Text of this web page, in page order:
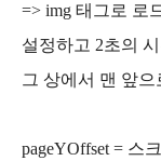
=> img 태그로 로
설정하고 2초의
그 상에서 맨 앞
pageYOffset = 스